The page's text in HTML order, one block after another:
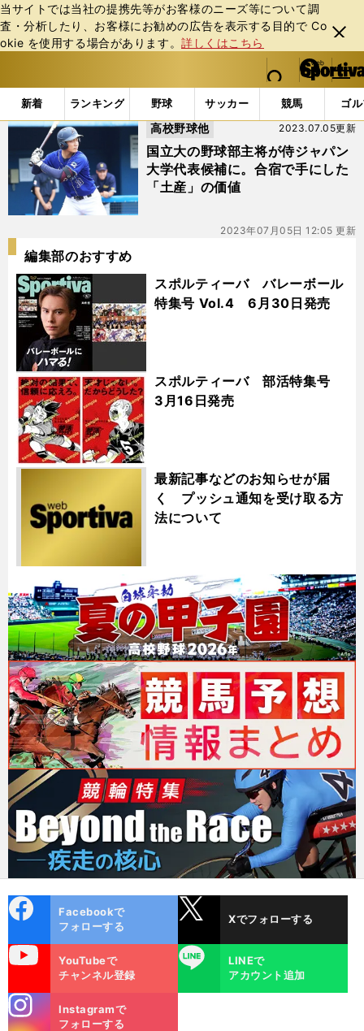
当サイトでは当社の提携先等がお客様のニーズ等について調
査・分析したり、お客様にお勧めの広告を表⽰する⽬的で Co
okie を使⽤する場合があります。詳しくはこちら
閉じ
る
web Sportiva (webスポルティーバ)
検索
マイペ
ー
ジ
メニュ
新着 ランキング 野球 サッカー 競馬 ゴ
b
ス
ポ
テ
ィ
バ
「#済々黌」の最新ニュース・ 情報
国立大の野球部主将が侍ジャパン
大学代表候補に。合宿で手にした
「土産」の価値
2023.07.05更新
高校野球他
2023年07月05日 12:05 更新
編集部のおすすめ
スポルティーバ バレーボール
特集号 Vol.4 6月30日発売
スポルティーバ 部活特集号
3月16日発売
最新記事などのお知らせが届
く プッシュ通知を受け取る方
法について
ok
Facebookで
フォローする
Xでフォローする
YouTubeで
チャンネル登録
LINE
LINEで
アカウント追加
m
Instagramで
フォローする